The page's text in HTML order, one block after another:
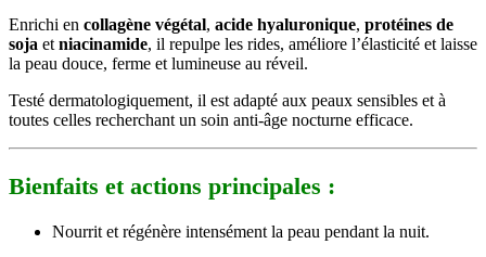
Enrichi en collagène végétal, acide hyaluronique, protéines de
soja et niacinamide, il repulpe les rides, améliore l’élasticité et laisse
la peau douce, ferme et lumineuse au réveil.
Testé dermatologiquement, il est adapté aux peaux sensibles et à
toutes celles recherchant un soin anti-âge nocturne efficace.
Bienfaits et actions principales :
Nourrit et régénère intensément la peau pendant la nuit.